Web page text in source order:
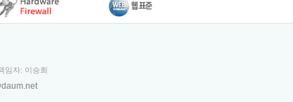
임자: 이승희